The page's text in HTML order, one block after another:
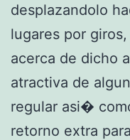
desplazandolo
lugares por
acerca de dicho
atractiva de
regular asi�
retorno extra